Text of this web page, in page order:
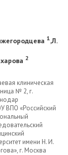
1,Л.
2
клиническая
№ 2, г.
ВПО «Российский
имени Н. И.
г. Москва